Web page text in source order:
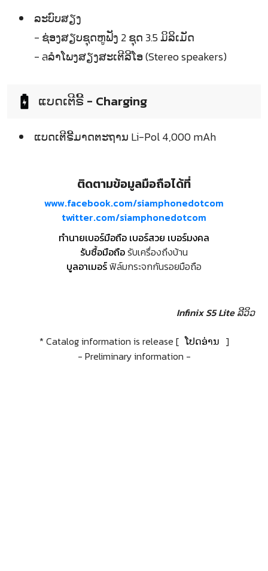
ລະບົບສຽງ
- ຊ່ອງສຽບຊຸດຫູຟັງ 2 ຊຸດ 3.5 ມິລິເມັດ
- ลລຳໂພງສຽງສະເຕີລີໂອ (Stereo speakers)
ແບດເຕີຣີ້ - Charging
ແບດເຕີຣີ້ມາດຕະຖານ Li-Pol 4,000 mAh
ติดตามข้อมูลมือถือได้ที่
www.facebook.com/siamphonedotcom
twitter.com/siamphonedotcom
ทำนายเบอร์มือถือ เบอร์สวย เบอร์มงคล
รับซื้อมือถือรับเครื่องถึงบ้าน
บูลอาเมอร์ฟิล์มกระจกกันรอยมือถือ
Infinix S5 Lite ລີວິວ
* Catalog information is release [ ໂປດອ່ານ ]
- Preliminary information -